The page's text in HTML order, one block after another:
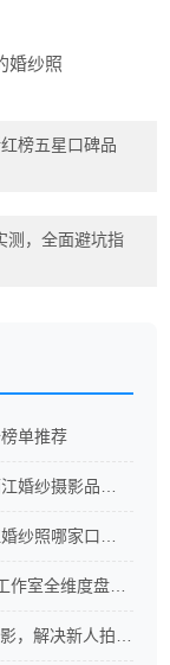
婚纱照
榜五星口碑品
测，全面避坑指
单推荐